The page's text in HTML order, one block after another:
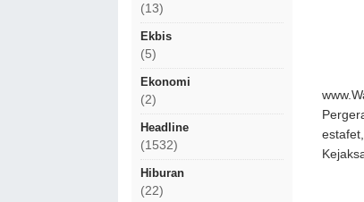
(13)
Ekbis
(5)
Ekonomi
(2)
Headline
(1532)
Hiburan
(22)